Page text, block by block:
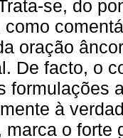
se, do
oração
De facto, o
formulações
à
marca o forte